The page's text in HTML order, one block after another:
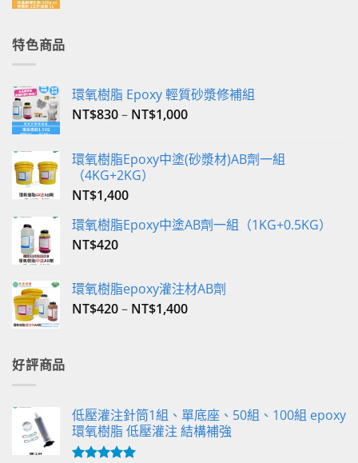
特色商品
環氧樹脂 Epoxy 輕質砂漿修補組
NT$830– NT$1,000
環氧樹脂Epoxy中塗(砂漿材)AB劑一組
（4KG+2KG）
NT$1,400
環氧樹脂Epoxy中塗AB劑一組（1KG+0.5KG）
NT$420
環氧樹脂epoxy灌注材AB劑
NT$420– NT$1,400
好評商品
低壓灌注針筒1組、單底座、50組、100組 epoxy
環氧樹脂 低壓灌注 結構補強